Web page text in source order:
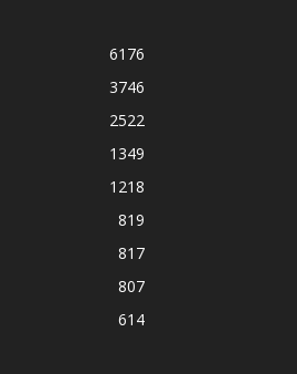
6176
3746
2522
1349
1218
819
817
807
614